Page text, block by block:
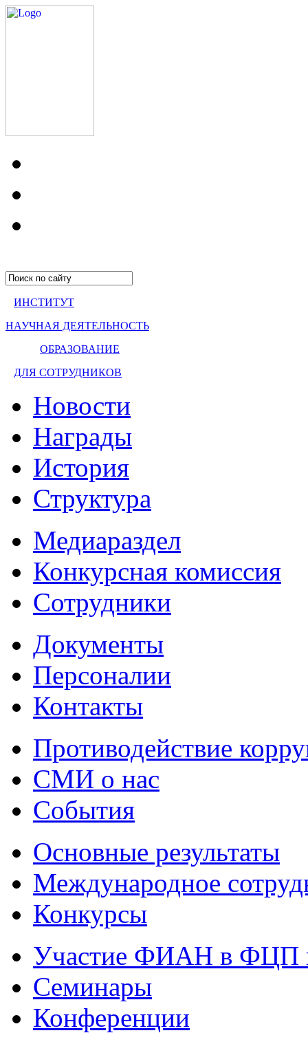
ИНСТИТУТ
НАУЧНАЯ ДЕЯТЕЛЬНОСТЬ
ОБРАЗОВАНИЕ
ДЛЯ СОТРУДНИКОВ
Новости
Награды
История
Структура
Медиараздел
Конкурсная комиссия
Сотрудники
Документы
Персоналии
Контакты
Противодействие
СМИ о нас
События
Основные результаты
Международное
Конкурсы
Участие ФИАН в ФЦП
Семинары
Конференции